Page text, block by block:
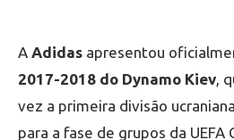
A Adidas apresentou
2017-2018 do Dynamo Kiev ,
vez a primeira divisão
para a fase de grupos da UEFA